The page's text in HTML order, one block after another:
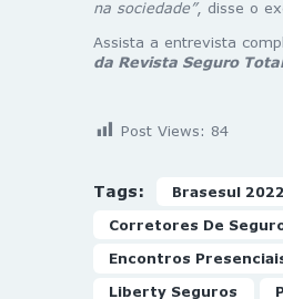
na sociedade”, disse o
Assista a entrevista
da Revista Seguro
Post Views: 84
Tags: Brasesul 2022
Corretores De
Encontros
Liberty Seguros